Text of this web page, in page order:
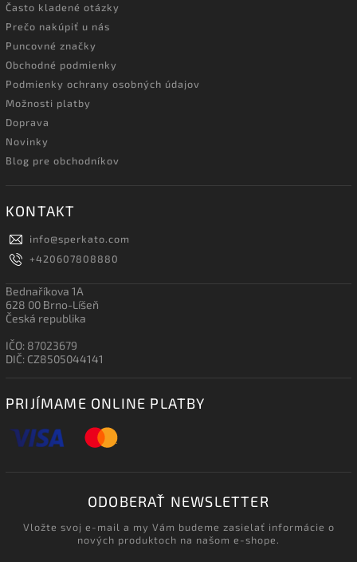
Často kladené otázky
Prečo nakúpiť u nás
Puncovné značky
Obchodné podmienky
Podmienky ochrany osobných údajov
Možnosti platby
Doprava
Novinky
Blog pre obchodníkov
KONTAKT
info@sperkato.com
+420607808880
Bednaříkova 1A
628 00 Brno-Líšeň
Česká republika
IČO: 87023679
DIČ: CZ8505044141
PRIJÍMAME ONLINE PLATBY
ODOBERAŤ NEWSLETTER
Vložte svoj e-mail a my Vám budeme zasielať informácie o
nových produktoch na našom e-shope.